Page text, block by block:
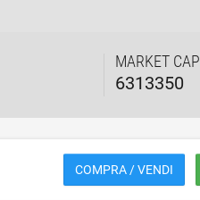
MARKET CAP
6313350
COMPRA / VENDI